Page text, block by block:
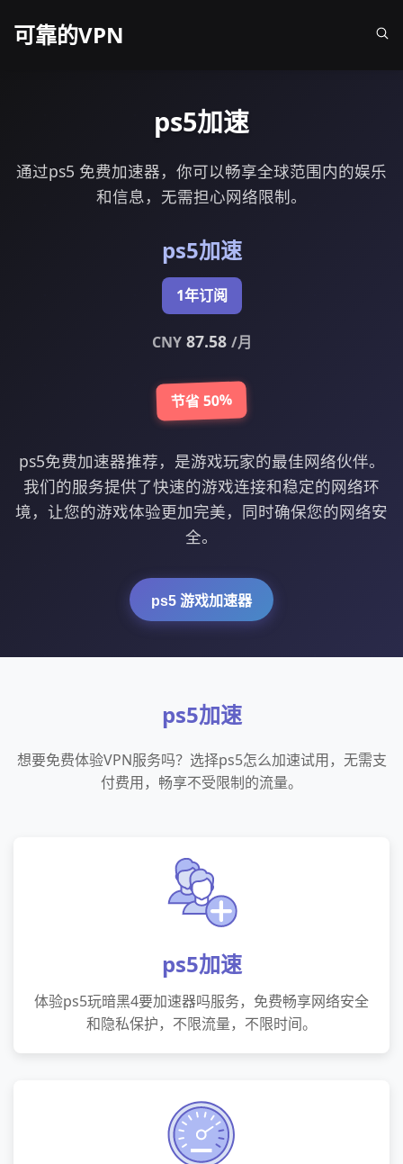
可靠的VPN
ps5加速
通过ps5 免费加速器，你可以畅享全球范围内的娱乐
和信息，无需担心网络限制。
ps5加速
1年订阅
CNY87.58 /月
节省 50%
ps5免费加速器推荐，是游戏玩家的最佳网络伙伴。
我们的服务提供了快速的游戏连接和稳定的网络环
境，让您的游戏体验更加完美，同时确保您的网络安
全。
ps5 游戏加速器
ps5加速
想要免费体验VPN服务吗？选择ps5怎么加速试用，无需支
付费用，畅享不受限制的流量。
ps5加速
体验ps5玩暗黑4要加速器吗服务，免费畅享网络安全
和隐私保护，不限流量，不限时间。